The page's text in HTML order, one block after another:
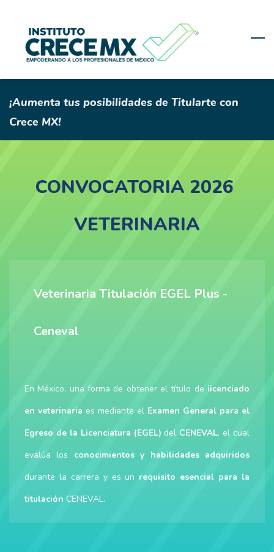
content
¡Aumenta tus posibilidades de Titularte con
Crece MX!
CONVOCATORIA 2026
VETERINARIA
Veterinaria Titulación EGEL Plus -
Ceneval
En México, una forma de obtener el título de iicenciado
en veterinaria es mediante el Examen General para el
Egreso de la Licenciatura (EGEL) del CENEVAL, el cual
evalúa los conocimientos y habilidades adquiridos
durante la carrera y es un requisito esencial para la
titulación CENEVAL.